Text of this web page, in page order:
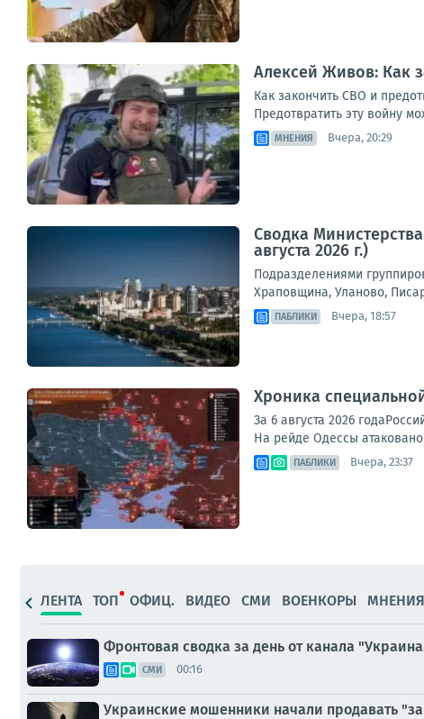
Алексей Живов: Как
Как закончить СВО и
Предотвратить эту войну
МНЕНИЯ Вчера, 20:29
Сводка
августа 2026 г.)
Подразделениями
Храповщина, Уланово,
ПАБЛИКИ Вчера, 18:57
Хроника
За 6 августа 2026
На рейде Одессы
ПАБЛИКИ Вчера, 23:37
ЛЕНТА ТОП ОФИЦ. ВИДЕО СМИ ВОЕНКОРЫ МНЕНИЯ
Фронтовая сводка за день от канала
СМИ 00:16
Украинские мошенники начали продавать